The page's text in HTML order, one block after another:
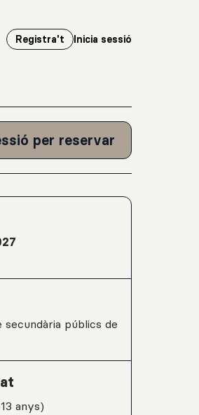
Registra't Inicia sessió
per reservar
públics de
anys)